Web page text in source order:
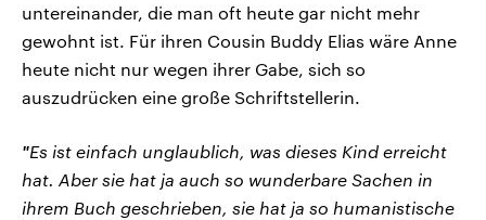
untereinander, die man oft heute gar nicht mehr
gewohnt ist. Für ihren Cousin Buddy Elias wäre Anne
heute nicht nur wegen ihrer Gabe, sich so
auszudrücken eine große Schriftstellerin.
"Es ist einfach unglaublich, was dieses Kind erreicht
hat. Aber sie hat ja auch so wunderbare Sachen in
ihrem Buch geschrieben, sie hat ja so humanistische